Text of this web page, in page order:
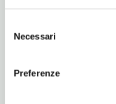
delNecessari
Preferenze
SITO WEB
INDIRIZZO EMAIL